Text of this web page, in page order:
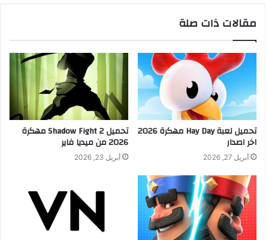
مقالات ذات صلة
تحميل لعبة Hay Day مهكرة 2026
اخر اصدار
أبريل 27, 2026
تحميل Shadow Fight 2 مهكرة
2026 من ميديا فاير
أبريل 23, 2026